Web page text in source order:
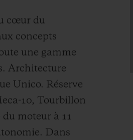
cœur du
concepts
une gamme
Architecture
Unico. Réserve
10, Tourbillon
moteur à 11
Dans